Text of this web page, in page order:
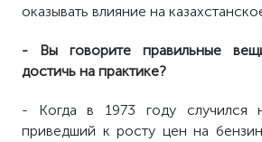
оказывать влияние на
- Вы говорите правильные
достичь на практике?
- Когда в 1973 году случился
приведший к росту цен на